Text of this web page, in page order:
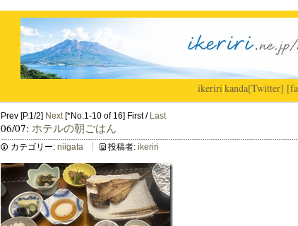
ikeriri|kanda[Twitter]
Prev [P.1/2] Next[*No.1-10 of 16] First / Last
06/07: ホテルの朝ごはん
カテゴリー: niigata 投稿者: ikeriri